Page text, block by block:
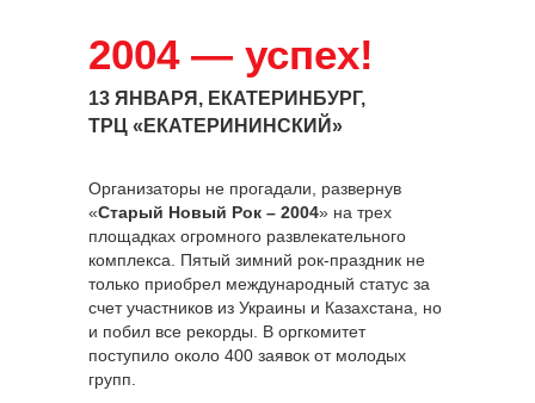
13 ЯНВАРЯ, ЕКАТЕРИНБУРГ,
ТРЦ «ЕКАТЕРИНИНСКИЙ»
Организаторы не прогадали, развернув
«Старый Новый Рок – 2004» на трех
площадках огромного развлекательного
комплекса. Пятый зимний рок-праздник не
только приобрел международный статус за
счет участников из Украины и Казахстана, но
и побил все рекорды. В оргкомитет
поступило около 400 заявок от молодых
групп.
2004 — успех!